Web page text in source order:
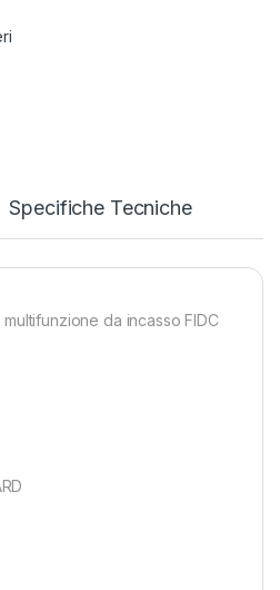
Specifiche Tecniche
da incasso FIDC